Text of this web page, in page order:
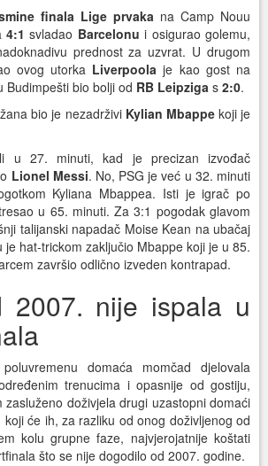
finala Lige prvaka na Camp Nouu
4:1 svladao Barcelonu i osigurao golemu,
prednost za uzvrat. U drugom
ovog utorka Liverpoola je kao gost na
Budimpešti bio bolji od RB Leipziga s 2:0.
bio je nezadrživi Kylian Mbappekoji je
u 27. minuti, kad je precizan izvođač
Lionel Messi. No, PSG je već u 32. minuti
Kyliana Mbappea. Isti je igrač po
u 65. minuti. Za 3:1 pogodak glavom
talijanski napadač Moise Kean na ubačaj
je hat-trickom zaključio Mbappe koji je u 85.
završio odlično izveden kontrapad.
2007. nije ispala u
domaća momčad djelovala
trenucima i opasnije od gostiju,
zasluženo doživjela drugi uzastopni domaći
će ih, za razliku od onog doživljenog od
kolu grupne faze, najvjerojatnije koštati
što se nije dogodilo od 2007. godine.